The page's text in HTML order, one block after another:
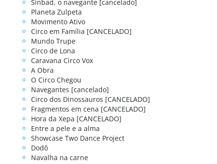
Sinbad, o navegante [cancelado]
Planeta Zulpeta
Movimento Ativo
Circo em Família [CANCELADO]
Mundo Trupe
Circo de Lona
Caravana Circo Vox
A Obra
O Circo Chegou
Navegantes [cancelado]
Circo dos Dinossauros [CANCELADO]
Fragmentos em cena [CANCELADO]
Hora da Xepa [CANCELADO]
Entre a pele e a alma
Showcase Two Dance Project
Dodô
Navalha na carne